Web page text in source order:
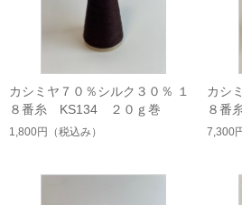
カシミヤ７０％シルク３０％ １
８番糸 KS134 ２０ｇ巻
1,800円 （税込み）
カシ
８番
7,300